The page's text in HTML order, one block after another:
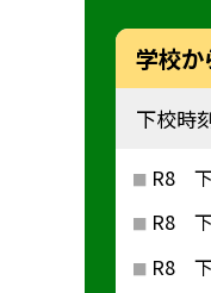
学校か
下校時
R8 下
R8
R8